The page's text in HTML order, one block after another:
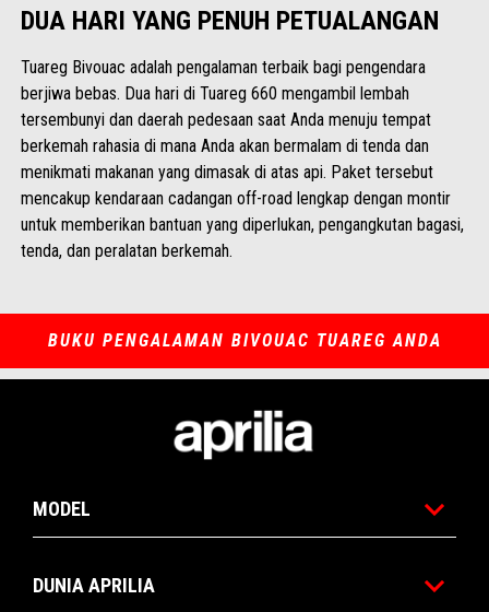
DUA HARI YANG PENUH PETUALANGAN
Tuareg Bivouac adalah pengalaman terbaik bagi pengendara
berjiwa bebas. Dua hari di Tuareg 660 mengambil lembah
tersembunyi dan daerah pedesaan saat Anda menuju tempat
berkemah rahasia di mana Anda akan bermalam di tenda dan
menikmati makanan yang dimasak di atas api. Paket tersebut
mencakup kendaraan cadangan off-road lengkap dengan montir
untuk memberikan bantuan yang diperlukan, pengangkutan bagasi,
tenda, dan peralatan berkemah.
BUKU PENGALAMAN BIVOUAC TUAREG ANDA
MODEL
DUNIA APRILIA